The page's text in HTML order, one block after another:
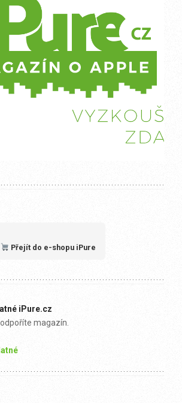
Přejít do e-shopu iPure
iPure.cz
magazín.